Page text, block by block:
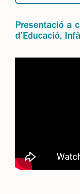
Presentació a
d’Educació,